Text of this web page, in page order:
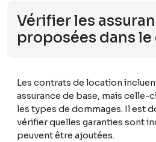
Vérifier les
proposées dans
Les contrats de location
assurance de base, mais celle-
les types de dommages. Il est
vérifier quelles garanties sont
peuvent être ajoutées.